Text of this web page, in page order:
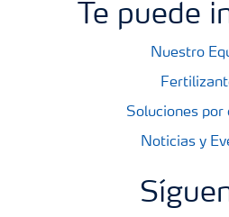
Te puede
Nuestro
Soluciones por
Noticias y